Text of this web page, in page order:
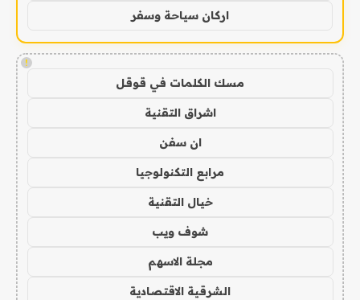
اركان سياحة وسفر
!
مسك الكلمات في قوقل
اشراق التقنية
ان سفن
مرابع التكنولوجيا
خيال التقنية
شوف ويب
مجلة الاسهم
الشرقية الاقتصادية